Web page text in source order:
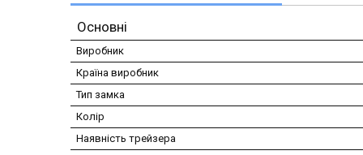
Основні
Виробник
Країна виробник
Тип замка
Колір
Наявність трейзера